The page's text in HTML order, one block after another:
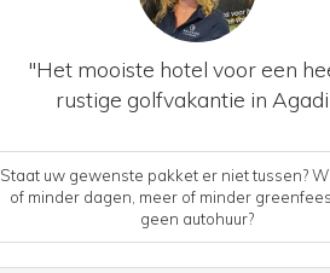
"Het mooiste hotel voor een
rustige golfvakantie in
Staat uw gewenste pakket er niet tussen?
of minder dagen, meer of minder
geen autohuur?